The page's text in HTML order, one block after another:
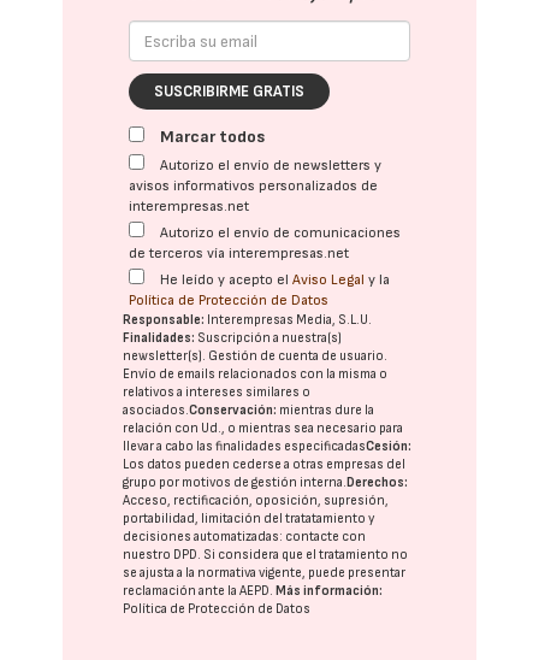
SUSCRIBIRME GRATIS
Marcar todos
Autorizo el envío de newsletters y
avisos informativos personalizados de
interempresas.net
Autorizo el envío de comunicaciones
de terceros vía interempresas.net
He leído y acepto elAviso Legal y la
Política de Protección de Datos
Responsable: Interempresas Media, S.L.U.
Finalidades: Suscripción a nuestra(s)
newsletter(s). Gestión de cuenta de usuario.
Envío de emails relacionados con la misma o
relativos a intereses similares o
asociados.Conservación: mientras dure la
relación con Ud., o mientras sea necesario para
llevar a cabo las finalidades especificadasCesión:
Los datos pueden cederse a otras empresas del
grupo por motivos de gestión interna. Derechos:
Acceso, rectificación, oposición, supresión,
portabilidad, limitación del tratatamiento y
decisiones automatizadas: contacte con
nuestro DPD. Si considera que el tratamiento no
se ajusta a la normativa vigente, puede presentar
reclamación ante laAEPD. Más información:
Política de Protección de Datos